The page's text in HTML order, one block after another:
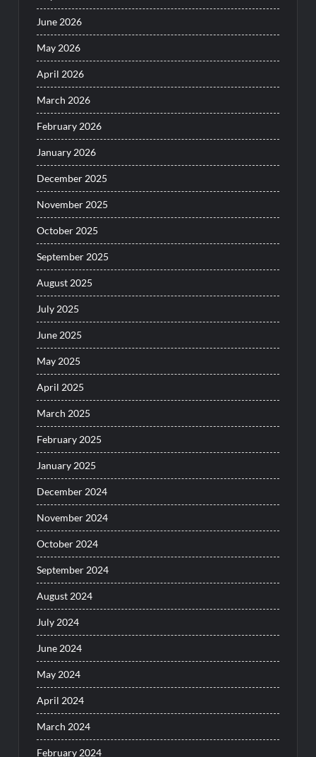
June 2026
May 2026
April 2026
March 2026
February 2026
January 2026
December 2025
November 2025
October 2025
September 2025
August 2025
July 2025
June 2025
May 2025
April 2025
March 2025
February 2025
January 2025
December 2024
November 2024
October 2024
September 2024
August 2024
July 2024
June 2024
May 2024
April 2024
March 2024
February 2024